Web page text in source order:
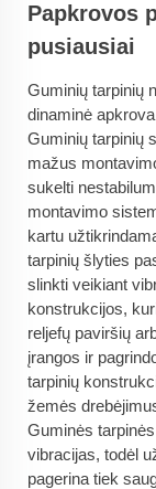
Papkrovos
pusiausiai
Guminių tarpinių
dinaminė
Guminių tarpinių
mažus
sukelti
montavimo
kartu
tarpinių šlyties
slinkti veikiant
konstrukcijos,
reljefų paviršių
įrangos ir
tarpinių
žemės
Guminės
vibracijas, todėl
pagerina tiek